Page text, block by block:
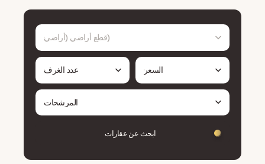
قطع أراضي (أراضي)
عدد الغرف السعر
المرشحات
ابحث عن عقارات